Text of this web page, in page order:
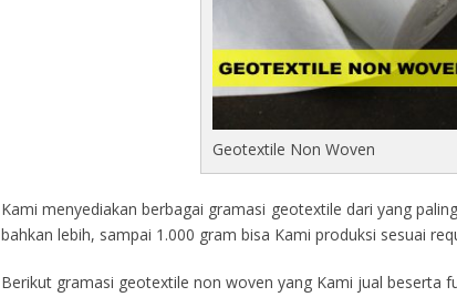
Geotextile Non Woven
Kami menyediakan berbagai gramasi geotextile dari yang
bahkan lebih, sampai 1.000 gram bisa Kami produksi sesuai
Berikut gramasi geotextile non woven yang Kami jual beserta